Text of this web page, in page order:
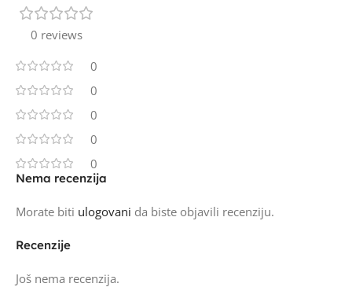
0 reviews
0
0
0
0
0
Recenzije
Još nema recenzija.
Nema recenzija
Morate biti ulogovani da biste objavili recenziju.